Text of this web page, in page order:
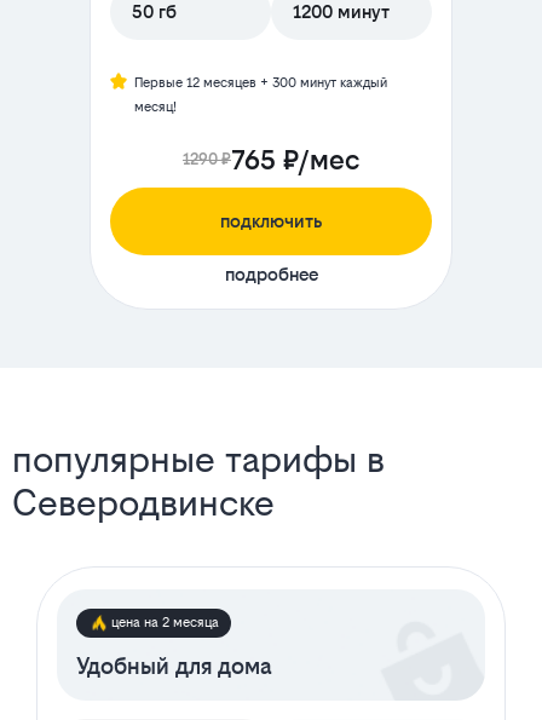
50 гб 1200 минут
Первые 12 месяцев + 300 минут каждый
месяц!
1290 ₽765 ₽/мес
подключить
подробнее
популярные тарифы в
Северодвинске
цена на 2 месяца
Удобный для дома